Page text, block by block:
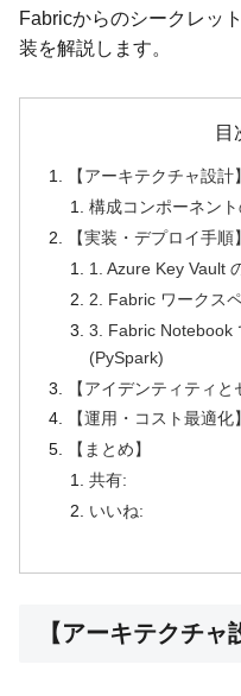
Fabricからのシークレッ
装を解説します。
目
【アーキテクチャ設計】
構成コンポーネント
【実装・デプロイ手順】
1. Azure Key Vault
2. Fabric ワークス
3. Fabric Notebook
(PySpark)
【アイデンティティと
【運用・コスト最適化】
【まとめ】
共有:
いいね:
【アーキテクチャ